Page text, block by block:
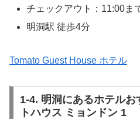
チェックアウト：11:00ま
明洞駅 徒歩4分
Tomato Guest House ホテル
1-4. 明洞にあるホテル
トハウス ミョンドン 1